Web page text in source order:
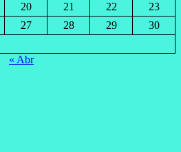
20 21 22
23
27 28 29
30
« Abr